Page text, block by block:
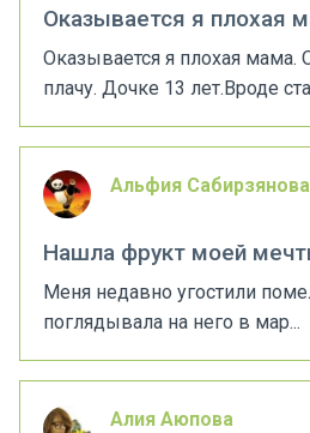
Оказывается я плохая
Оказывается я плохая мама.
плачу. Дочке 13 лет.Вроде
Альфия Сабирзянова
Нашла фрукт моей
Меня недавно угостили
поглядывала на него в мар...
Алия Аюпова